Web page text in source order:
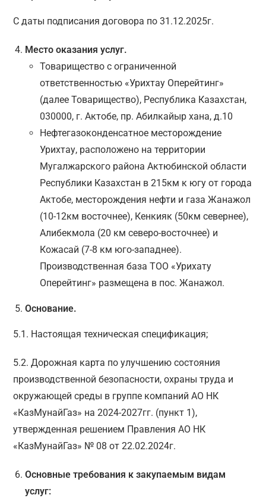
С даты подписания договора по 31.12.2025г.
Место оказанияуслуг.
Товарищество с ограниченной
ответственностью «Урихтау Оперейтинг»
(далее Товарищество), Республика Казахстан,
030000, г. Актобе, пр. Абилкайыр хана, д.10
Нефтегазоконденсатное месторождение
Урихтау, расположено на территории
Мугалжарского района Актюбинской области
Республики Казахстан в 215км к югу от города
Актобе, месторождения нефти и газа Жанажол
(10-12км восточнее), Кенкияк (50км севернее),
Алибекмола (20 км северо-восточнее) и
Кожасай (7-8 км юго-западнее).
Производственная база ТОО «Урихату
Оперейтинг» размещена в пос. Жанажол.
Основание.
5.1. Настоящая техническая спецификация;
5.2. Дорожная карта по улучшению состояния
производственной безопасности, охраны труда и
окружающей среды в группе компаний АО НК
«КазМунайГаз» на 2024-2027гг. (пункт 1),
утвержденная решением Правления АО НК
«КазМунайГаз» № 08 от 22.02.2024г.
Основные требования к закупаемым видам
услуг: